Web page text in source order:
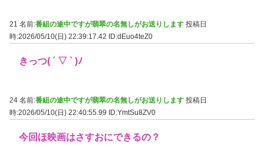
21 名前:番組の途中ですが翡翠の名無しがお送りします 投稿日
時:2026/05/10(日) 22:39:17.42
ID:dEuo4teZ0
きっつ( ´ ▽ ` )ﾉ
24 名前:番組の途中ですが翡翠の名無しがお送りします 投稿日
時:2026/05/10(日) 22:40:55.99 ID:YmtSu8ZV0
今回ほ映画はさすおにできるの？